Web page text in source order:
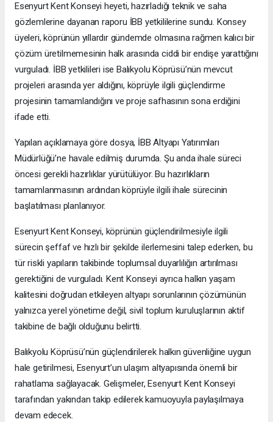
Esenyurt Kent Konseyi heyeti, hazırladığı teknik ve saha
gözlemlerine dayanan raporu İBB yetkililerine sundu. Konsey
üyeleri, köprünün yıllardır gündemde olmasına rağmen kalıcı bir
çözüm üretilmemesinin halk arasında ciddi bir endişe yarattığını
vurguladı. İBB yetkilileri ise Balıkyolu Köprüsü’nün mevcut
projeleri arasında yer aldığını, köprüyle ilgili güçlendirme
projesinin tamamlandığını ve proje safhasının sona erdiğini
ifade etti.
Yapılan açıklamaya göre dosya, İBB Altyapı Yatırımları
Müdürlüğü’ne havale edilmiş durumda. Şu anda ihale süreci
öncesi gerekli hazırlıklar yürütülüyor. Bu hazırlıkların
tamamlanmasının ardından köprüyle ilgili ihale sürecinin
başlatılması planlanıyor.
Esenyurt Kent Konseyi, köprünün güçlendirilmesiyle ilgili
sürecin şeffaf ve hızlı bir şekilde ilerlemesini talep ederken, bu
tür riskli yapıların takibinde toplumsal duyarlılığın artırılması
gerektiğini de vurguladı. Kent Konseyi ayrıca halkın yaşam
kalitesini doğrudan etkileyen altyapı sorunlarının çözümünün
yalnızca yerel yönetime değil, sivil toplum kuruluşlarının aktif
takibine de bağlı olduğunu belirtti.
Balıkyolu Köprüsü’nün güçlendirilerek halkın güvenliğine uygun
hale getirilmesi, Esenyurt’un ulaşım altyapısında önemli bir
rahatlama sağlayacak. Gelişmeler, Esenyurt Kent Konseyi
tarafından yakından takip edilerek kamuoyuyla paylaşılmaya
devam edecek.